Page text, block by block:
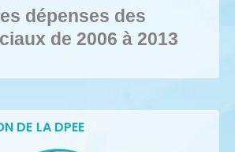
dépenses des
de 2006 à 2013
DE LA DPEE